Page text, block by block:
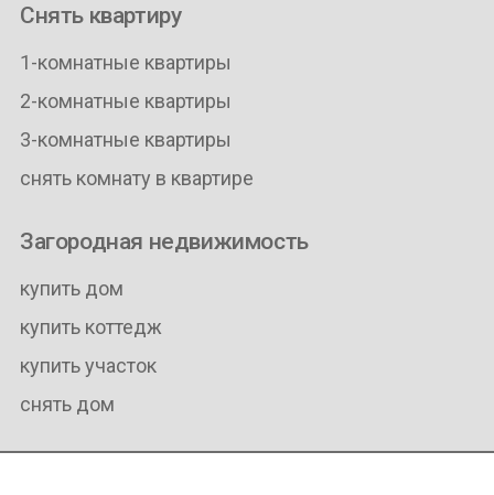
Снять квартиру
1-комнатные квартиры
2-комнатные квартиры
3-комнатные квартиры
снять комнату в квартире
Загородная недвижимость
купить дом
купить коттедж
купить участок
снять дом